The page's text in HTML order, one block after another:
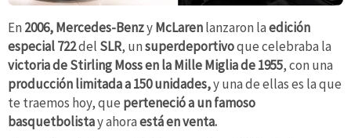
En 2006, Mercedes-BenzyMcLarenlanzaron laedición
especial 722del SLR, unsuperdeportivoque celebraba la
victoria de Stirling Moss en la Mille Miglia de 1955, con una
producción limitada a 150 unidades,y una de ellas es la que
te traemos hoy, que perteneció a un famoso
basquetbolistay ahoraestá en venta.